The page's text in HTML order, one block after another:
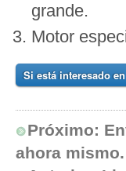
grande.
Motor
Si está interesado
Próximo:
ahora